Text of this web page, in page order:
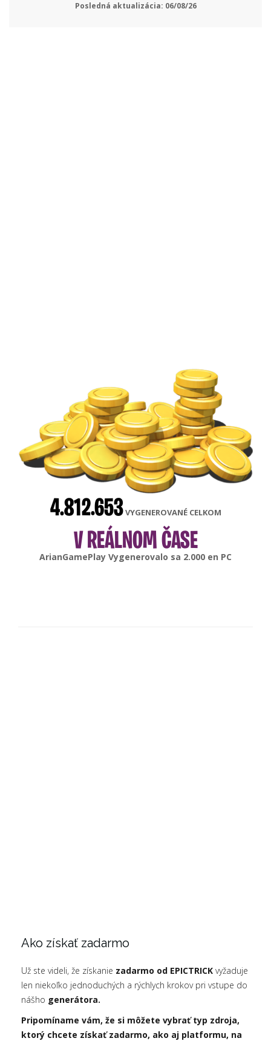
Posledná aktualizácia: 06/08/26
4.812.653VYGENEROVANÉ CELKOM
V REÁLNOM ČASE
gonsabellaVygenerovalo sa6.000enAndroid
Ako získať zadarmo
Už ste videli, že získanie zadarmo od EPICTRICK vyžaduje
len niekoľko jednoduchých a rýchlych krokov pri vstupe do
nášho generátora.
Pripomíname vám, že si môžete vybrať typ zdroja,
ktorý chcete získať zadarmo, ako aj platformu, na